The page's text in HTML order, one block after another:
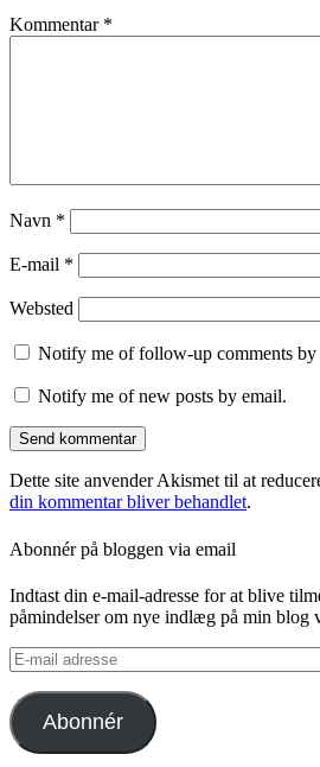
Kommentar *
Navn *
E-mail *
Websted
Notify me of follow-up comments by
Notify me of new posts by email.
Dette site anvender Akismet til at
din kommentar bliver behandlet.
Abonnér på bloggen via email
Indtast din e-mail-adresse for at blive
påmindelser om nye indlæg på min blog
E-
mail
adresse
Abonnér